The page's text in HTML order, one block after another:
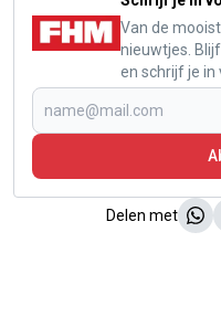
Van de
nieuwtjes.
en schrijf je in
Delen met